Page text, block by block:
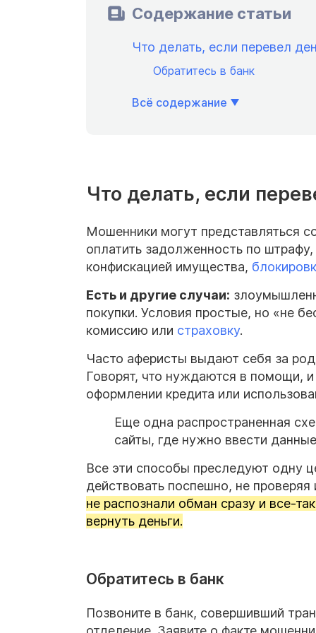
Содержание статьи
Что делать, если перевел
Обратитесь в банк
Всё содержание
Что делать, если
Мошенники могут представляться
оплатить задолженность по
конфискацией имущества,
Есть и другие случаи:
покупки. Условия простые, но «не
комиссию или страховку.
Часто аферисты выдают себя за
Говорят, что нуждаются в помощи,
оформлении кредита или
Еще одна распространенная
сайты, где нужно ввести
Все эти способы преследуют одну
действовать поспешно, не
не распознали обман сразу и все-
вернуть деньги.
Обратитесь в банк
Позвоните в банк, совершивший